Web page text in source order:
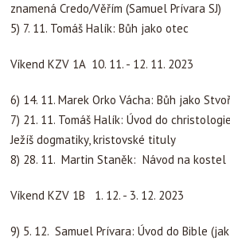
znamená Credo/Věřím (Samuel Prívara SJ)
5) 7. 11. Tomáš Halík: Bůh jako otec
Víkend KZV 1A 10. 11. - 12. 11. 2023
6) 14. 11. Marek Orko Vácha: Bůh jako
7) 21. 11. Tomáš Halík: Úvod do
Ježíš dogmatiky, kristovské tituly
8) 28. 11. Martin Staněk: Návod na kostel
Víkend KZV 1B 1. 12. - 3. 12. 2023
9) 5. 12. Samuel Prívara: Úvod do Bible